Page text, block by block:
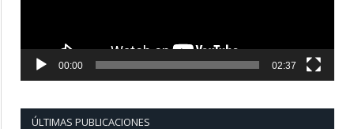
00:00 02:37
ÚLTIMAS PUBLICACIONES